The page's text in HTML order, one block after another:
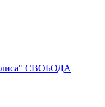
СВОБОДА